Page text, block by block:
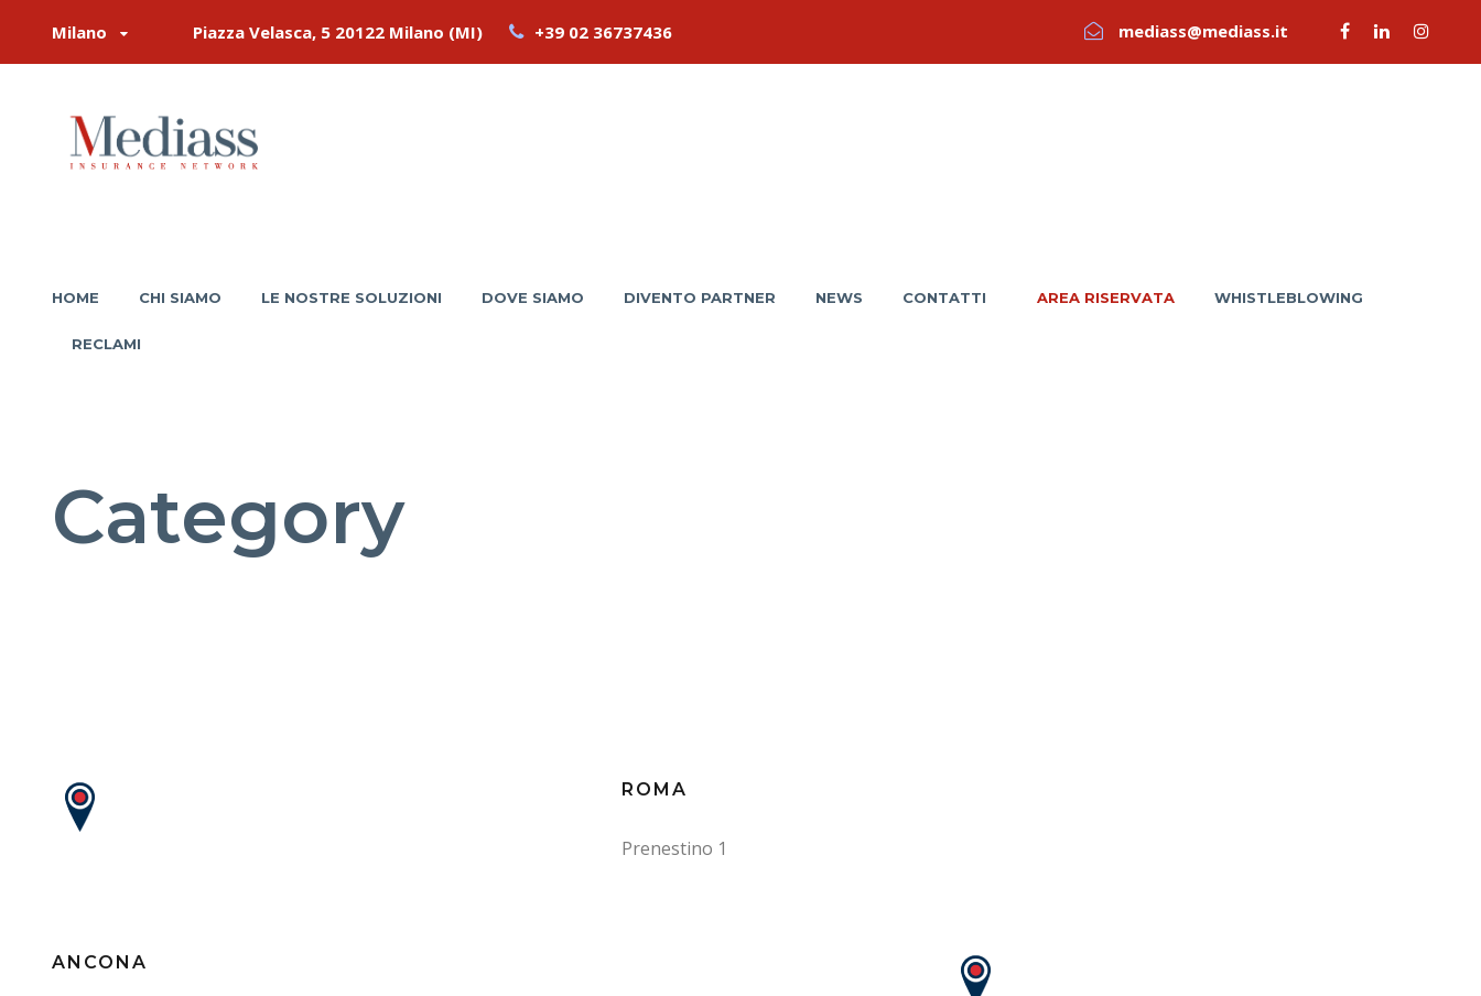
Milano Piazza Velasca, 5 20122 Milano (MI) +39 02 36737436 mediass@mediass.it
HOME CHI SIAMO LE NOSTRE SOLUZIONI DOVE SIAMO DIVENTO PARTNER NEWS CONTATTI AREA RISERVATA WHISTLEBLOWING
RECLAMI
Category
ROMA
Prenestino 1
ANCONA